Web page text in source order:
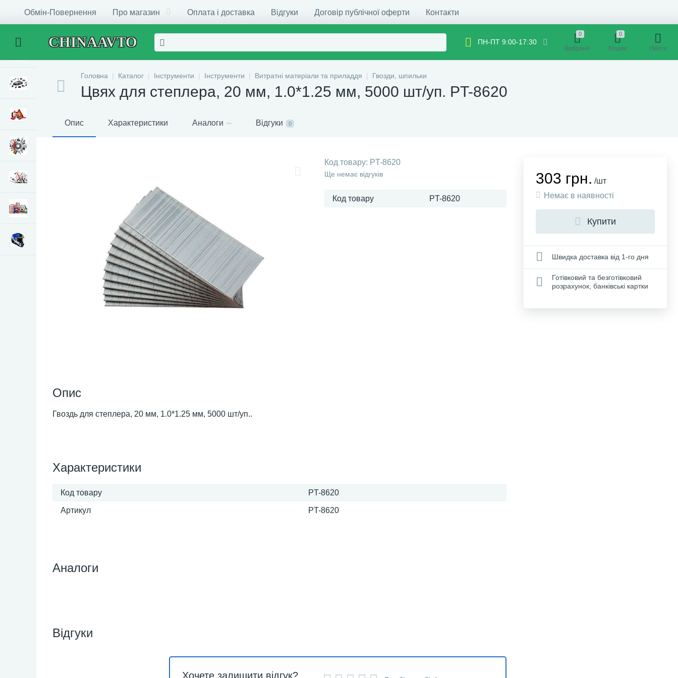
Обмін-Повернення Про магазин Оплата і доставка Відгуки Договір публічної оферти Контакти
CHINAAVTO ПН-ПТ 9:00-17:30
0
Вибране
0
Кошик Увійти
Головна Каталог Інструменти Інструменти Витратні матеріали та приладдя Гвозди, шпильки
Цвях для степлера, 20 мм, 1.0*1.25 мм, 5000 шт/уп. PT-8620
Опис Характеристики Аналоги Відгуки 0
Код товару: PT-8620
Ще немає відгуків
Код товару PT-8620
Опис
Гвоздь для степлера, 20 мм, 1.0*1.25 мм, 5000 шт/уп..
Характеристики
Код товару PT-8620
Артикул PT-8620
303 грн. /шт
Немає в наявності
Купити
Швидка доставка від 1-го дня
Готівковий та безготівковий
розрахунок, банківські картки
Аналоги
Відгуки
Хочете залишити відгук?